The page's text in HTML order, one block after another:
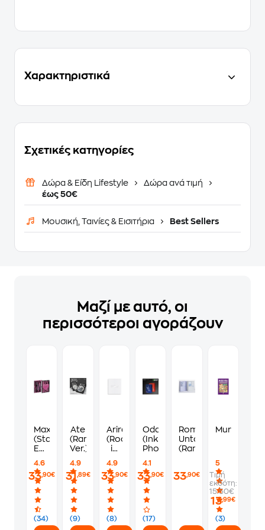
Χαρακτηριστικά
Σχετικές κατηγορίες
Δώρα & Είδη Lifestyle
Δώρα ανά τιμή
έως 50€
Μουσική, Ταινίες & Εισιτήρια Best Sellers
Μαζί με αυτό, οι
περισσότεροι αγοράζουν
Maxident
(Standard
Edition
Versions)
4.6
(34)
33,90€
Ate
(Random
Ver.)
4.9
(9)
31 ,89€
Arirang
(Rooted
in
Ver.)
4.9
(8)
33,90€
Oddinary
(Inkl.
Photobook)
4.1
(17)
33,90€
Romance:
Untold
(Random)
33,90€
Murdoku
5
(3)
Τιμή
εκδότη:
15.50€
13,99€